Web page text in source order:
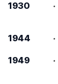
1930
1944
1949